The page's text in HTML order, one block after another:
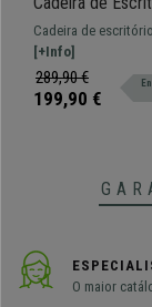
Design
Conforto Extra,
Plástico, Cor
Cadeira de
elegante e moderno.
resistente graças à
metálica.
[+Info]
289,90 €
199,90 €
O maior